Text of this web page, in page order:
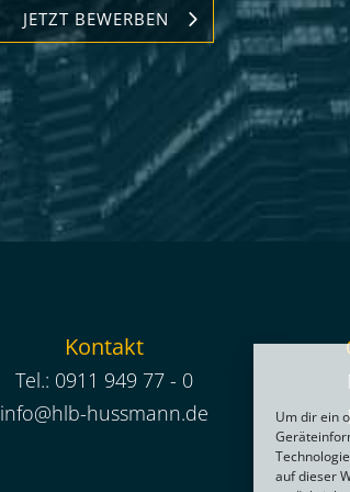
Um dir ein
auf dieser
JETZT BEWERBEN
Kontakt
Tel.: 0911 949 77 - 0
info@hlb-hussmann.de